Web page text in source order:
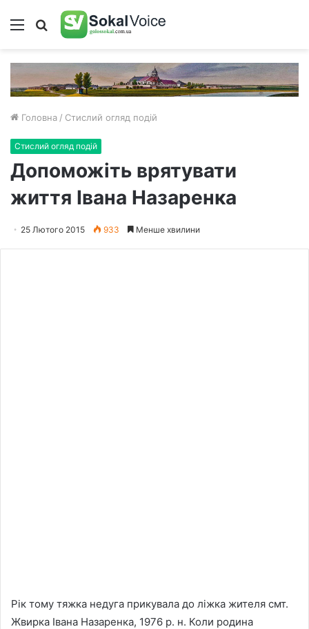
Меню Пошук
Головна / Стислий огляд подій
Стислий огляд подій
Допоможіть врятувати
життя Івана Назаренка
25 Лютого 2015 933 Менше хвилини
Рік тому тяжка недуга прикувала до ліжка жителя смт.
Жвирка Івана Назаренка, 1976 р. н. Коли родина